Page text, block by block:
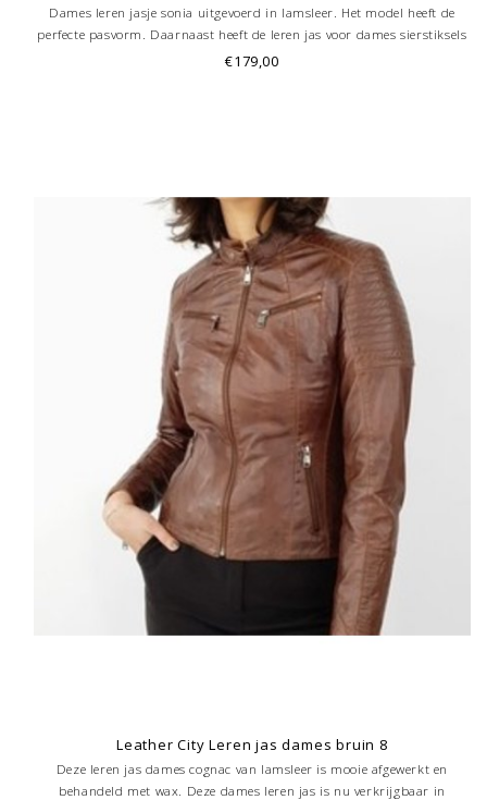
Dames leren jasje sonia uitgevoerd in lamsleer. Het model heeft de
perfecte pasvorm. Daarnaast heeft de leren jas voor dames sierstiksels
en 2 steekzakken, en 1 binnenzak. Bestel deze jas voor een top prijs!
€179,00
Leather City Leren jas dames bruin 8
Deze leren jas dames cognac van lamsleer is mooie afgewerkt en
behandeld met wax. Deze dames leren jas is nu verkrijgbaar in